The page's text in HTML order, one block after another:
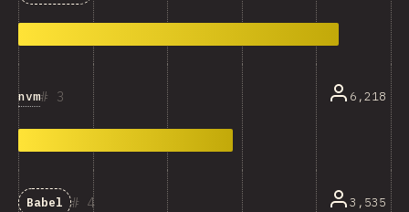
3
nvm 6,218
4
Babel 3,535